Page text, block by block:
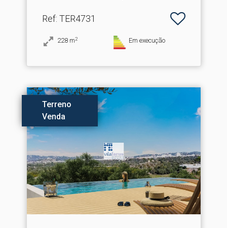
Ref: TER4731
228 m2 Em execução
Terreno
Venda